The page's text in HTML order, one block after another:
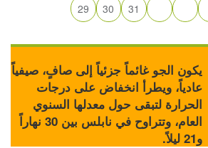
29 30 31
يكون الجو غائماً جزئياً إلى صافٍ، صيفياً
عادياً، ويطرأ انخفاض على درجات
الحرارة لتبقى حول معدلها السنوي
العام، وتتراوح في نابلس بين 30 نهاراً
و21 ليلاً.